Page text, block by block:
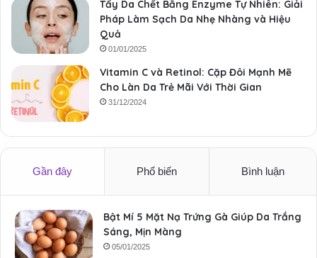
Tẩy Da Chết Bằng Enzyme Tự Nhiên: Giải
Pháp Làm Sạch Da Nhẹ Nhàng và Hiệu
Quả
01/01/2025
Vitamin C và Retinol: Cặp Đôi Mạnh Mẽ
Cho Làn Da Trẻ Mãi Với Thời Gian
31/12/2024
Gần đây Phổ biến Bình luận
Bật Mí 5 Mặt Nạ Trứng Gà Giúp Da Trắng
Sáng, Mịn Màng
05/01/2025